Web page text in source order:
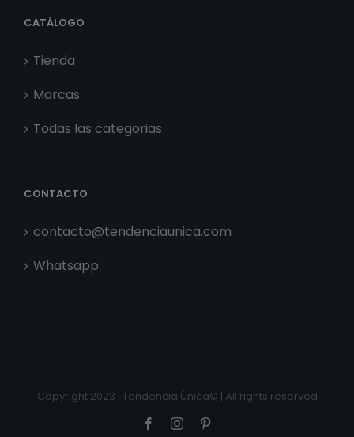
CATÁLOGO
Tienda
Marcas
Todas las categorias
CONTACTO
contacto@tendenciaunica.com
Whatsapp
Copyright 2023 | Tendencia Única© | All rights reserved
FacebookInstagram